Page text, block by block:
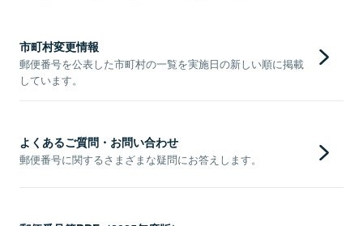
市町村変更情報
郵便番号を公表した市町村の一覧を実施日の新しい順に掲載
しています。
よくあるご質問・お問い合わせ
郵便番号に関するさまざまな疑問にお答えします。